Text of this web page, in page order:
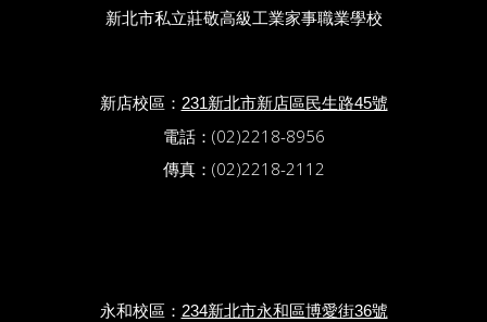
新北市私立莊敬高級工業家事職業學校
新店校區： 231新北市新店區民生路45號
電話：(02)2218-8956
傳真：(02)2218-2112
永和校區： 234新北市永和區博愛街36號